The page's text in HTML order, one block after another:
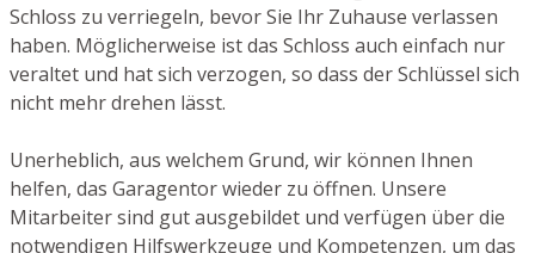
Schloss zu verriegeln, bevor Sie Ihr Zuhause verlassen
haben. Möglicherweise ist das Schloss auch einfach nur
veraltet und hat sich verzogen, so dass der Schlüssel sich
nicht mehr drehen lässt.
Unerheblich, aus welchem Grund, wir können Ihnen
helfen, das Garagentor wieder zu öffnen. Unsere
Mitarbeiter sind gut ausgebildet und verfügen über die
notwendigen Hilfswerkzeuge und Kompetenzen, um das